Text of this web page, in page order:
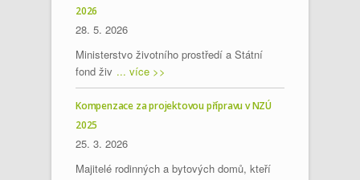
2026
28. 5. 2026
Ministerstvo životního prostředí a Státní
fond živ ... více >>
Kompenzace za projektovou přípravu v NZÚ
2025
25. 3. 2026
Majitelé rodinných a bytových domů, kteří